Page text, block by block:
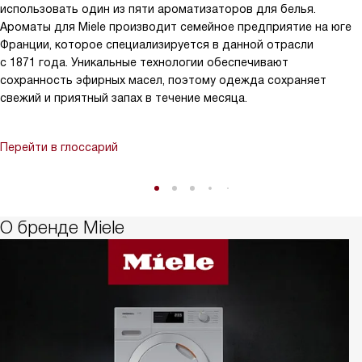
использовать один из пяти ароматизаторов для белья.
Ароматы для Miele производит семейное предприятие на юге
Франции, которое специализируется в данной отрасли
с 1871 года. Уникальные технологии обеспечивают
сохранность эфирных масел, поэтому одежда сохраняет
свежий и приятный запах в течение месяца.
Перейти в глоссарий
О бренде Miele